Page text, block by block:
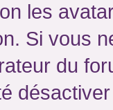
les
Si vous
du